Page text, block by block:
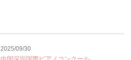
2025/09/30